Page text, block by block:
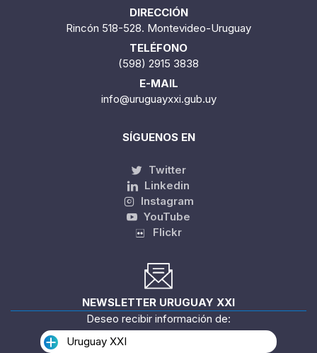
DIRECCIÓN
Rincón 518-528. Montevideo-Uruguay
TELÉFONO
(598) 2915 3838
E-MAIL
info@uruguayxxi.gub.uy
SÍGUENOS EN
Twitter
Linkedin
Instagram
YouTube
Flickr
NEWSLETTER URUGUAY XXI
Deseo recibir información de:
Uruguay XXI